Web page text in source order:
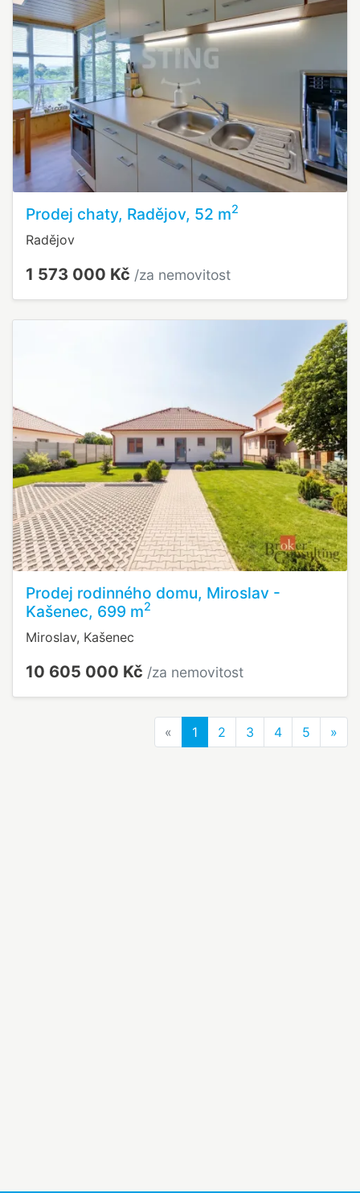
Prodej chaty, Radějov, 52 m2
Radějov
1 573 000 Kč /za nemovitost
Prodej rodinného domu, Miroslav -
Kašenec, 699 m2
Miroslav, Kašenec
10 605 000 Kč /za nemovitost
« Previous
1 2 3 4 5 »